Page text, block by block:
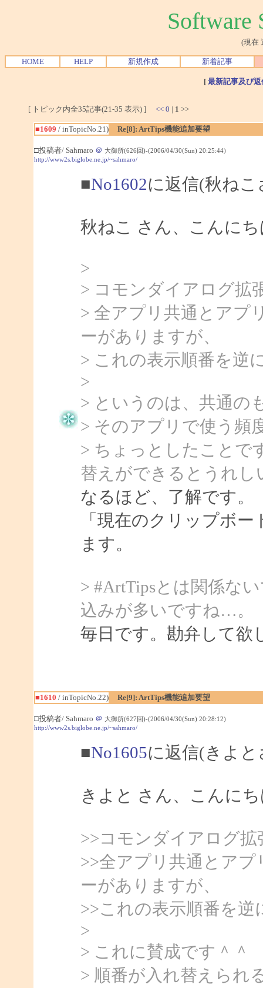
Software
(現在
HOME HELP 新規作成 新着記事
[ 最新記事及び
[ トピック内全35記事(21-35 表示) ] << 0 | 1 >>
■1609 / inTopicNo.21) Re[8]: ArtTips機能追加要望
□投稿者/ Sahmaro ＠ 大御所(626回)-(2006/04/30(Sun) 20:25:44)
http://www2s.biglobe.ne.jp/~sahmaro/
■No1602に返信(秋ね
秋ねこ さん、こんにち
>
> コモンダイアログ拡
> 全アプリ共通とアプ
ーがありますが、
> これの表示順番を逆
>
> というのは、共通の
> そのアプリで使う頻
> ちょっとしたことで
替えができるとうれし
なるほど、了解です。
「現在のクリップボ
ます。
> #ArtTipsとは関係な
込みが多いですね…。
毎日です。勘弁して欲
■1610 / inTopicNo.22) Re[9]: ArtTips機能追加要望
□投稿者/ Sahmaro ＠ 大御所(627回)-(2006/04/30(Sun) 20:28:12)
http://www2s.biglobe.ne.jp/~sahmaro/
■No1605に返信(きよ
きよと さん、こんにち
>>コモンダイアログ
>>全アプリ共通とア
ーがありますが、
>>これの表示順番を
>
> これに賛成です＾＾
> 順番が入れ替えられ